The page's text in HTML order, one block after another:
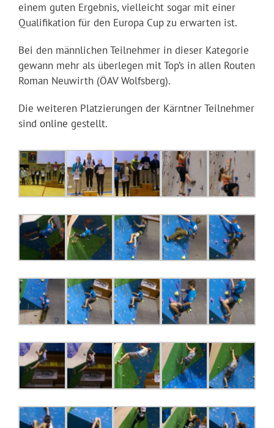
einem guten Ergebnis, vielleicht sogar mit einer
Qualifikation für den Europa Cup zu erwarten ist.
Bei den männlichen Teilnehmer in dieser Kategorie
gewann mehr als überlegen mit Top’s in allen Routen
Roman Neuwirth (ÖAV Wolfsberg).
Die weiteren Platzierungen der Kärntner Teilnehmer
sind online gestellt.